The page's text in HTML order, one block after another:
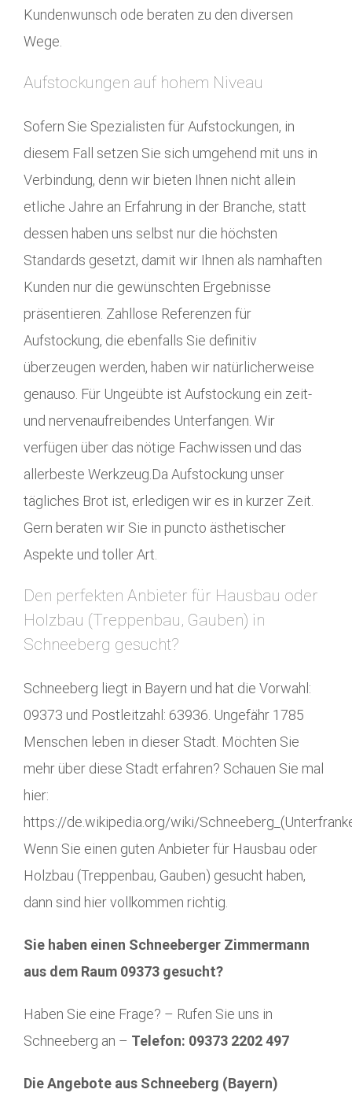
Kundenwunsch ode beraten zu den diversen
Wege.
Aufstockungen auf hohem Niveau
Sofern Sie Spezialisten für Aufstockungen, in
diesem Fall setzen Sie sich umgehend mit uns in
Verbindung, denn wir bieten Ihnen nicht allein
etliche Jahre an Erfahrung in der Branche, statt
dessen haben uns selbst nur die höchsten
Standards gesetzt, damit wir Ihnen als namhaften
Kunden nur die gewünschten Ergebnisse
präsentieren. Zahllose Referenzen für
Aufstockung, die ebenfalls Sie definitiv
überzeugen werden, haben wir natürlicherweise
genauso. Für Ungeübte ist Aufstockung ein zeit-
und nervenaufreibendes Unterfangen. Wir
verfügen über das nötige Fachwissen und das
allerbeste Werkzeug.Da Aufstockung unser
tägliches Brot ist, erledigen wir es in kurzer Zeit.
Gern beraten wir Sie in puncto ästhetischer
Aspekte und toller Art.
Den perfekten Anbieter für Hausbau oder
Holzbau (Treppenbau, Gauben) in
Schneeberg gesucht?
Schneeberg liegt in Bayern und hat die Vorwahl:
09373 und Postleitzahl: 63936. Ungefähr 1785
Menschen leben in dieser Stadt. Möchten Sie
mehr über diese Stadt erfahren? Schauen Sie mal
hier:
https://de.wikipedia.org/wiki/
Wenn Sie einen guten Anbieter für Hausbau oder
Holzbau (Treppenbau, Gauben) gesucht haben,
dann sind hier vollkommen richtig.
Sie haben einen Schneeberger Zimmermann
aus dem Raum 09373 gesucht?
Haben Sie eine Frage? – Rufen Sie uns in
Schneeberg an – Telefon: 09373 2202 497
Die Angebote aus Schneeberg (Bayern)